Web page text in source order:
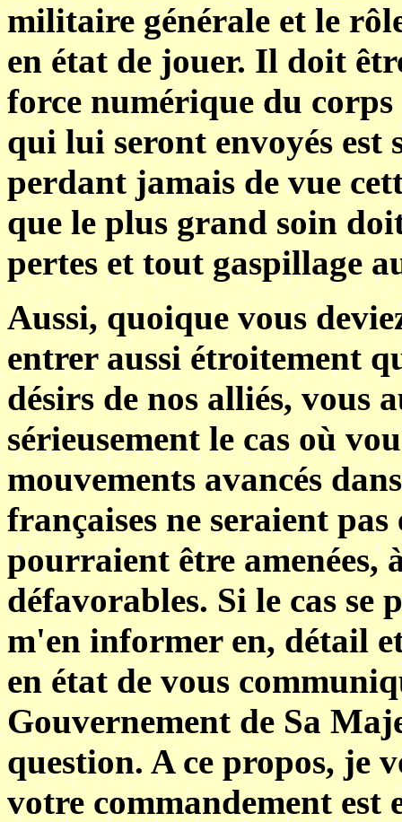
militaire générale et le
en état de jouer. Il doit
force numérique du
qui lui seront envoyés
perdant jamais de vue
que le plus grand soin
pertes et tout gaspillage
Aussi, quoique vous
entrer aussi étroitement
désirs de nos alliés, vous
sérieusement le cas où
mouvements avancés
françaises ne seraient pas
pourraient être amenées,
défavorables. Si le cas
m'en informer en, détail
en état de vous
Gouvernement de Sa
question. A ce propos, je
votre commandement est